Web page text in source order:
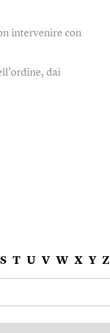
intervenire con
dai
S T U V W X Y Z